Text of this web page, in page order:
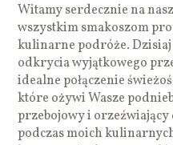
Witamy serdecznie na
wszystkim smakoszom
kulinarne podróże.
odkrycia wyjątkowego
idealne połączenie
które ożywi Wasze
przebojowy i
podczas moich